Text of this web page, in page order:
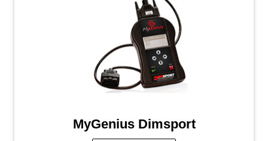
MyGenius Dimsport